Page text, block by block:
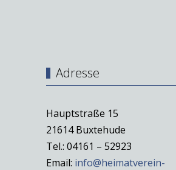
Adresse
Hauptstraße 15
21614 Buxtehude
Tel.: 04161 – 52923
Email: info@heimatverein-